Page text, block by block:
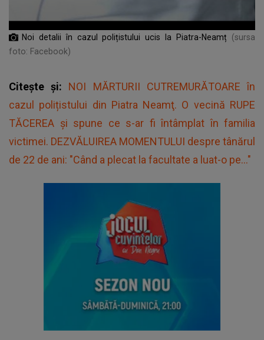
Noi detalii în cazul polițistului ucis la Piatra-Neamț
(sursa
foto: Facebook)
Citește și: NOI MĂRTURII CUTREMURĂTOARE în
cazul polițistului din Piatra Neamţ. O vecină RUPE
TĂCEREA şi spune ce s-ar fi întâmplat în familia
victimei. DEZVĂLUIREA MOMENTULUI despre tânărul
de 22 de ani: "Când a plecat la facultate a luat-o pe..."